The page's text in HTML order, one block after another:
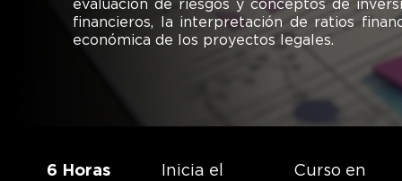
evaluación de riesgos y conceptos de
financieros, la interpretación de ratios
económica de los proyectos legales.
6 Horas
Inicia el
Curso en